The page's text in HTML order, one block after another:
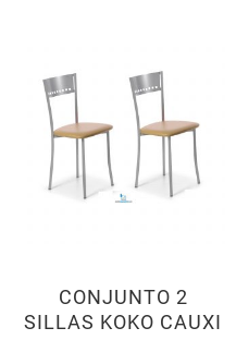
CONJUNTO 2
SILLAS KOKO CAUXI